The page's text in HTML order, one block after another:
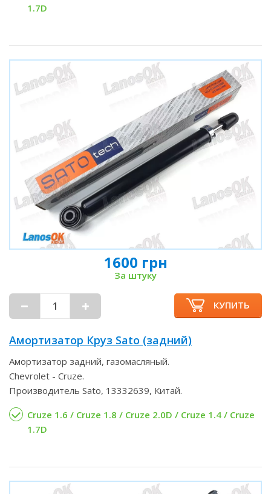
1.7D
1600 грн
За штуку
КУПИТЬ
Амортизатор Круз Sato (задний)
Амортизатор задний, газомасляный.
Chevrolet - Cruze.
Производитель Sato, 13332639, Китай.
Cruze 1.6 / Cruze 1.8 / Cruze 2.0D / Cruze 1.4 / Cruze
1.7D